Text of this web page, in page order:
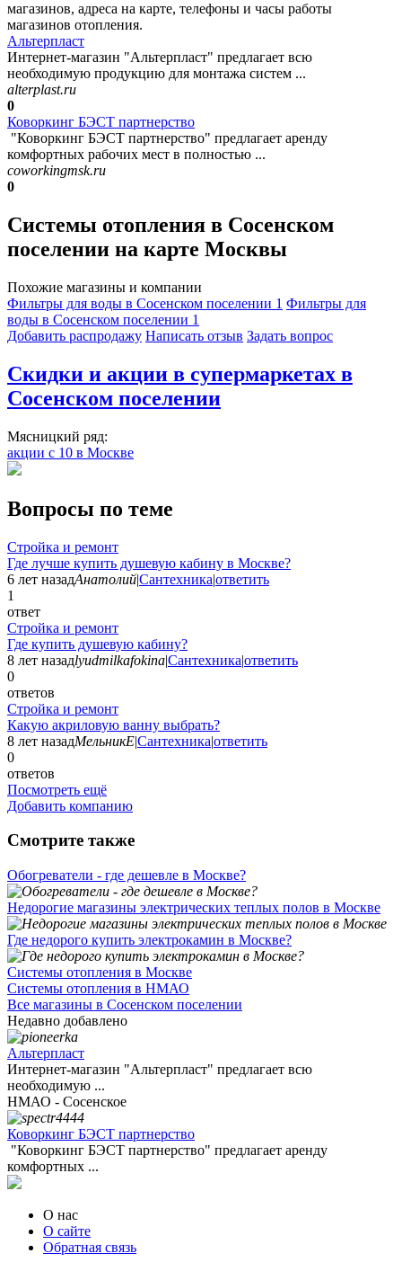
магазинов, адреса на карте, телефоны и часы работы
магазинов отопления.
Альтерпласт
Интернет-магазин "Альтерпласт" предлагает всю
необходимую продукцию для монтажа систем ...
alterplast.ru
0
Коворкинг БЭСТ партнерство
"Коворкинг БЭСТ партнерство" предлагает аренду
комфортных рабочих мест в полностью ...
coworkingmsk.ru
0
Системы отопления в Сосенском
поселении на карте Москвы
Похожие магазины и компании
Фильтры для воды в Сосенском поселении 1 Фильтры для
воды в Сосенском поселении 1
Добавить раcпродажу Написать отзыв Задать вопрос
Скидки и акции в супермаркетах в
Сосенском поселении
Мясницкий ряд:
акции с 10 в Москве
Вопросы по теме
Стройка и ремонт
Где лучше купить душевую кабину в Москве?
6 лет назадАнатолий|Сантехника|ответить
1
ответ
Стройка и ремонт
Где купить душевую кабину?
8 лет назадlyudmilkafokina|Сантехника|ответить
0
ответов
Стройка и ремонт
Какую акриловую ванну выбрать?
8 лет назадМельникЕ|Сантехника|ответить
0
ответов
Посмотреть ещё
Добавить компанию
Смотрите также
Обогреватели - где дешевле в Москве?
Недорогие магазины электрических теплых полов в Москве
Где недорого купить электрокамин в Москве?
Системы отопления в Москве
Системы отопления в НМАО
Все магазины в Сосенском поселении
Недавно добавлено
Альтерпласт
Интернет-магазин "Альтерпласт" предлагает всю
необходимую ...
НМАО - Сосенское
Коворкинг БЭСТ партнерство
"Коворкинг БЭСТ партнерство" предлагает аренду
комфортных ...
О нас
О сайте
Обратная связь